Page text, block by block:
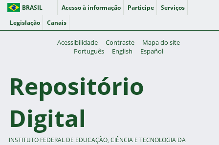
BRASIL Acesso à informação Participe
Serviços
Legislação
Canais
Acessibilidade Contraste
Mapa do site
Português
English Español
Repositório
Digital
INSTITUTO FEDERAL DE EDUCAÇÃO, CIÊNCIA E TECNOLOGIA DA